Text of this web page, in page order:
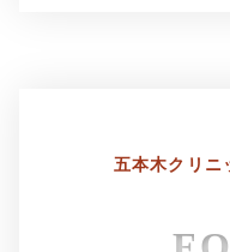
五本木クリニ